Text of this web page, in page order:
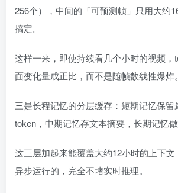
256个），中间的「可预测帧」只用大约
搞定。
这样一来，即使持续看几个小时的视频，
面变化量成正比，而不是随帧数线性爆炸。
三是长程记忆的分层缓存：短期记忆保
token，中期记忆存文本摘要，长期记忆做
这三层加起来能覆盖大约12小时的上下
异步运行的，完全不堵实时推理。